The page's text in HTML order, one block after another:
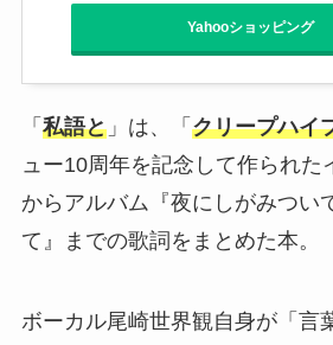
Yahooショッピング
「 私語と」は、「 クリープハイ
ュー10周年を記念して作られた
からアルバム『夜にしがみつい
て』までの歌詞をまとめた本。
ボーカル尾崎世界観自身が「言